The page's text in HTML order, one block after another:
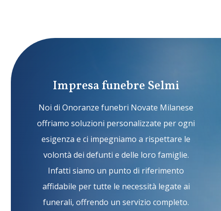
Impresa funebre Selmi
Noi di Onoranze funebri Novate Milanese
offriamo soluzioni personalizzate perogni
esigenza e ci impegniamo a rispettare le
volontà dei defunti e delle loro famiglie.
Infatti siamo un punto di riferimento
affidabile pertutte le necessità legate ai
funerali, offrendo un servizio completo.